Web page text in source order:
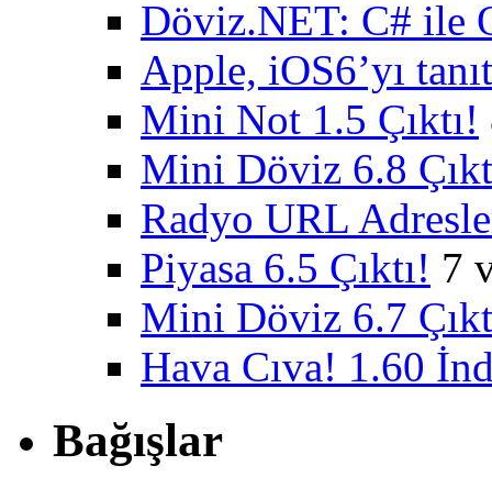
Döviz.NET: C# ile
Apple, iOS6’yı
Mini Not 1.5 Çıktı!
Mini Döviz 6.8
Radyo URL
Piyasa 6.5 Çıktı! 7
Mini Döviz 6.7
Hava Cıva! 1.60
Bağışlar